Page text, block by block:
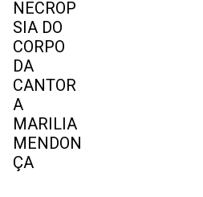
foram
divulgação